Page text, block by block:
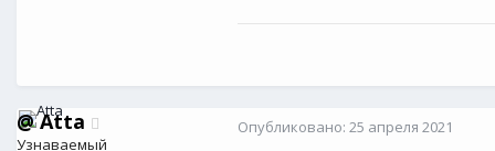
@Atta
Узнаваемый
Опубликовано: 25 апреля 2021